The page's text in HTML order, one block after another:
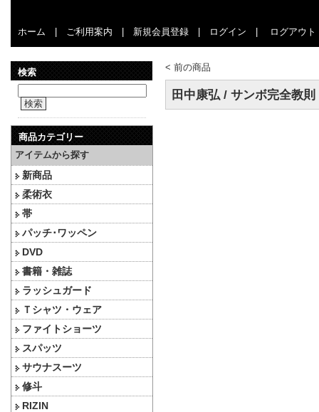
ホーム ご利用案内 新規会員登録 ログイン ログアウト
検索
検索
商品カテゴリー
アイテムから探す
新商品
柔術衣
帯
パッチ･ワッペン
DVD
書籍・雑誌
ラッシュガード
Ｔシャツ・ウェア
ファイトショーツ
スパッツ
サウナスーツ
修斗
RIZIN
< 前の商品
田中康弘 / サンボ完全教